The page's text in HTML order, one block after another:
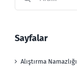
Sayfalar
Alıştırma Namazlığı